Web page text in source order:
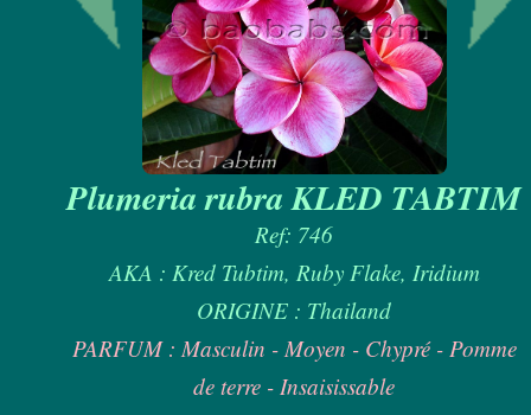
Plumeria rubra KLED TABTIM
Ref: 746
AKA : Kred Tubtim, Ruby Flake, Iridium
ORIGINE : Thailand
PARFUM : Masculin - Moyen - Chypré - Pomme
de terre - Insaisissable